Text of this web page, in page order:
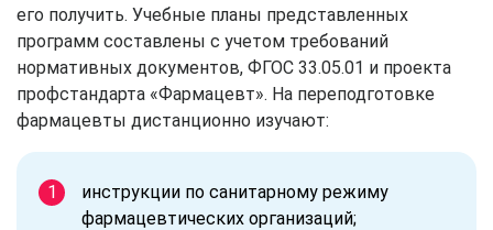
его получить. Учебные планы представленных
программ составлены с учетом требований
нормативных документов, ФГОС 33.05.01 и проекта
профстандарта «Фармацевт». На переподготовке
фармацевты дистанционно изучают:
инструкции по санитарному режиму
фармацевтических организаций;